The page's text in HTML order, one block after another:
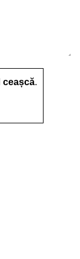
ceașcă.